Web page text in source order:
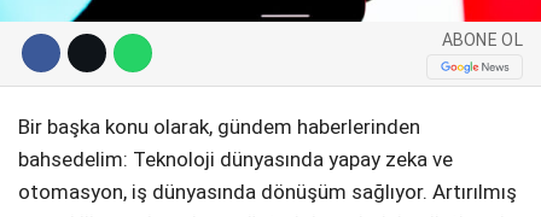
Telegram
ABONE OL
Bir başka konu olarak, gündem haberlerinden
bahsedelim: Teknoloji dünyasında yapay zeka ve
otomasyon, iş dünyasında dönüşüm sağlıyor. Artırılmış